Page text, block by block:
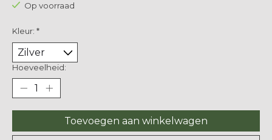
Op voorraad
Kleur: *
Hoeveelheid:
Toevoegen aan winkelwagen